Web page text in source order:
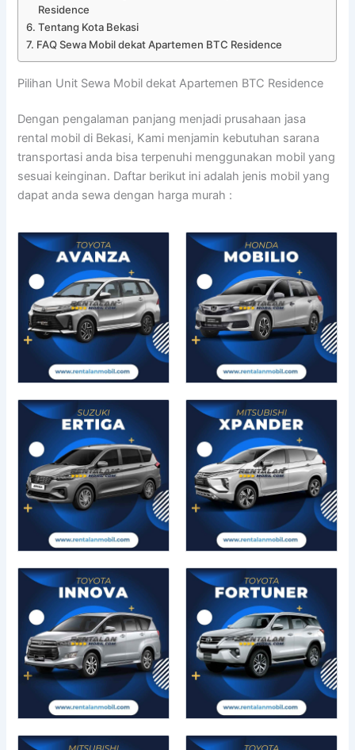
Residence
Tentang Kota Bekasi
FAQ Sewa Mobil dekat Apartemen BTC Residence
Pilihan Unit Sewa Mobil dekat Apartemen BTC Residence
Dengan pengalaman panjang menjadi prusahaan jasa
rental mobil di Bekasi, Kami menjamin kebutuhan sarana
transportasi anda bisa terpenuhi menggunakan mobil yang
sesuai keinginan. Daftar berikut ini adalah jenis mobil yang
dapat anda sewa dengan harga murah :